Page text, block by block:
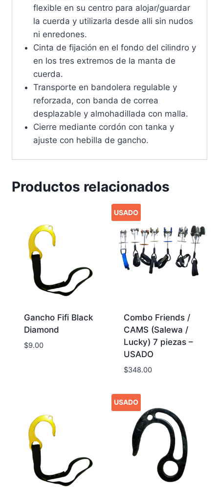
flexible en su centro para alojar/guardar
la cuerda y utilizarla desde alli sin nudos
ni enredones.
Cinta de fijación en el fondo del cilindro y
en los tres extremos de la manta de
cuerda.
Transporte en bandolera regulable y
reforzada, con banda de correa
desplazable y almohadillada con malla.
Cierre mediante cordón con tanka y
ajuste con hebilla de gancho.
Productos relacionados
Gancho Fifi Black
Diamond
$9.00
USADO
Combo Friends /
CAMS (Salewa /
Lucky) 7 piezas –
USADO
$348.00
USADO